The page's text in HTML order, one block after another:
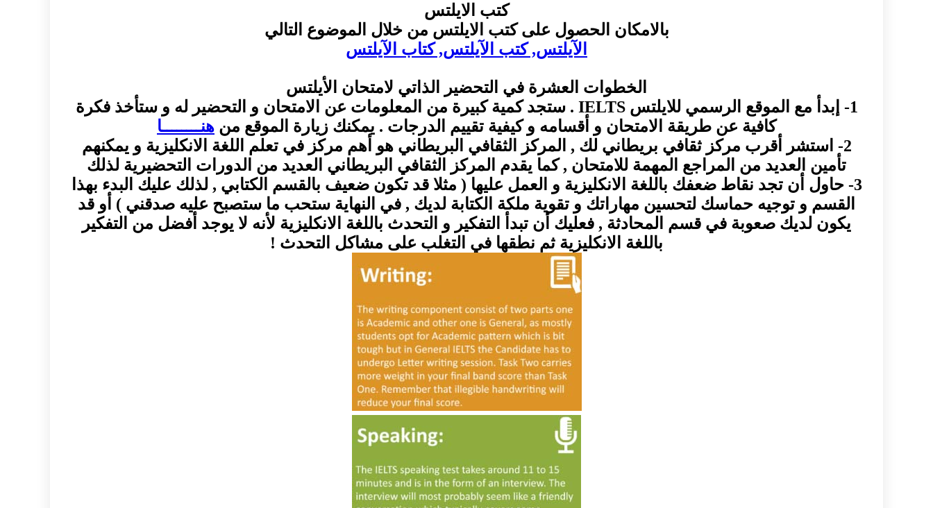
كتب الايلتس
بالامكان الحصول على كتب الايلتس من خلال الموضوع التالي
الآيلتس, كتب الآيلتس, كتاب الآيلتس
الخطوات العشرة في التحضير الذاتي لامتحان الأيلتس
1- إبدأ مع الموقع الرسمي للايلتس IELTS . ستجد كمية كبيرة من المعلومات عن الامتحان و التحضير له و ستأخذ فكرة
كافية عن طريقة الامتحان و أقسامه و كيفية تقييم الدرجات . يمكنك زيارة الموقع من هنــــــــا
2- استشر أقرب مركز ثقافي بريطاني لك , المركز الثقافي البريطاني هو أهم مركز في تعلم اللغة الانكليزية و يمكنهم
تأمين العديد من المراجع المهمة للامتحان , كما يقدم المركز الثقافي البريطاني العديد من الدورات التحضيرية لذلك
3- حاول أن تجد نقاط ضعفك باللغة الانكليزية و العمل عليها ( مثلا قد تكون ضعيف بالقسم الكتابي , لذلك عليك البدء بهذا
القسم و توجيه حماسك لتحسين مهاراتك و تقوية ملكة الكتابة لديك , في النهاية ستحب ما ستصبح عليه صدقني ) أو قد
يكون لديك صعوبة في قسم المحادثة , فعليك أن تبدأ التفكير و التحدث باللغة الانكليزية لأنه لا يوجد أفضل من التفكير
باللغة الانكليزية ثم نطقها في التغلب على مشاكل التحدث !